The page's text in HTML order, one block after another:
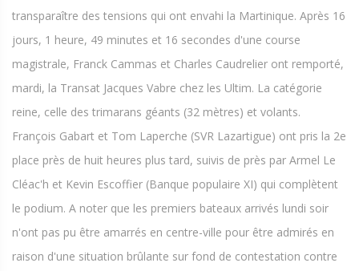
transparaître des tensions qui ont envahi la Martinique. Après 16
jours, 1 heure, 49 minutes et 16 secondes d'une course
magistrale, Franck Cammas et Charles Caudrelier ont remporté,
mardi, la Transat Jacques Vabre chez les Ultim. La catégorie
reine, celle des trimarans géants (32 mètres) et volants.
François Gabart et Tom Laperche (SVR Lazartigue) ont pris la 2e
place près de huit heures plus tard, suivis de près par Armel Le
Cléac'h et Kevin Escoffier (Banque populaire XI) qui complètent
le podium. A noter que les premiers bateaux arrivés lundi soir
n'ont pas pu être amarrés en centre-ville pour être admirés en
raison d'une situation brûlante sur fond de contestation contre